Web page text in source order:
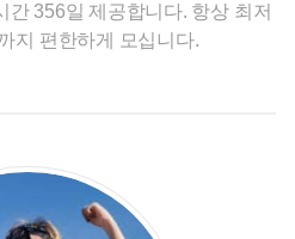
간 356일 제공합니다. 항상 최저
지 편한하게 모십니다.